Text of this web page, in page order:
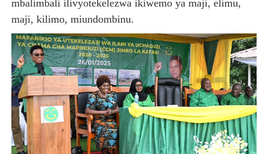
mbalimbali ilivyotekelezwa ikiwemo ya maji, elimu,
maji, kilimo, miundombinu.